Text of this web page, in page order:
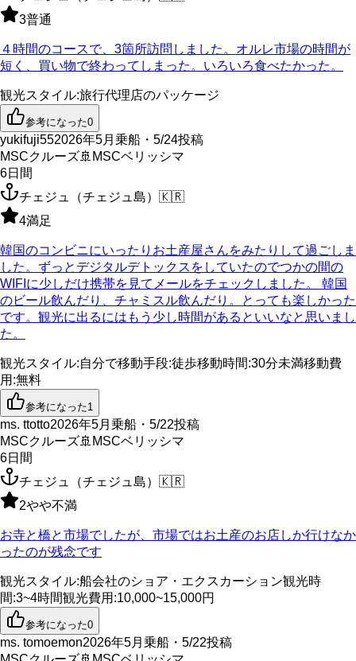
3普通
４時間のコースで、3箇所訪問しました。オルレ市場の時間が
短く、買い物で終わってしまった。いろいろ食べたかった。
観光スタイル:旅行代理店のパッケージ
参考になった0
yukifuji552026年5月乗船・5/24投稿
MSCクルーズ🚢 MSCベリッシマ
6日間
チェジュ（チェジュ島） 🇰🇷
4満足
韓国のコンビニにいったりお土産屋さんをみたりして過ごしま
した。ずっとデジタルデトックスをしていたのでつかの間の
WIFIに少しだけ携帯を見てメールをチェックしました。 韓国
のビール飲んだり、チャミスル飲んだり。とっても楽しかった
です。観光に出るにはもう少し時間があるといいなと思いまし
た。
観光スタイル:自分で移動手段:徒歩移動時間:30分未満移動費
用 :無料
参考になった1
ms. ttotto2026年5月乗船・5/22投稿
MSCクルーズ🚢 MSCベリッシマ
6日間
チェジュ（チェジュ島） 🇰🇷
2やや不満
お寺と橋と市場でしたが、市場ではお土産のお店しか行けなか
ったのが残念です
観光スタイル:船会社のショア・エクスカーション観光時
間:3~4時間観光費用 :10,000~15,000円
参考になった0
ms. tomoemon2026年5月乗船・5/22投稿